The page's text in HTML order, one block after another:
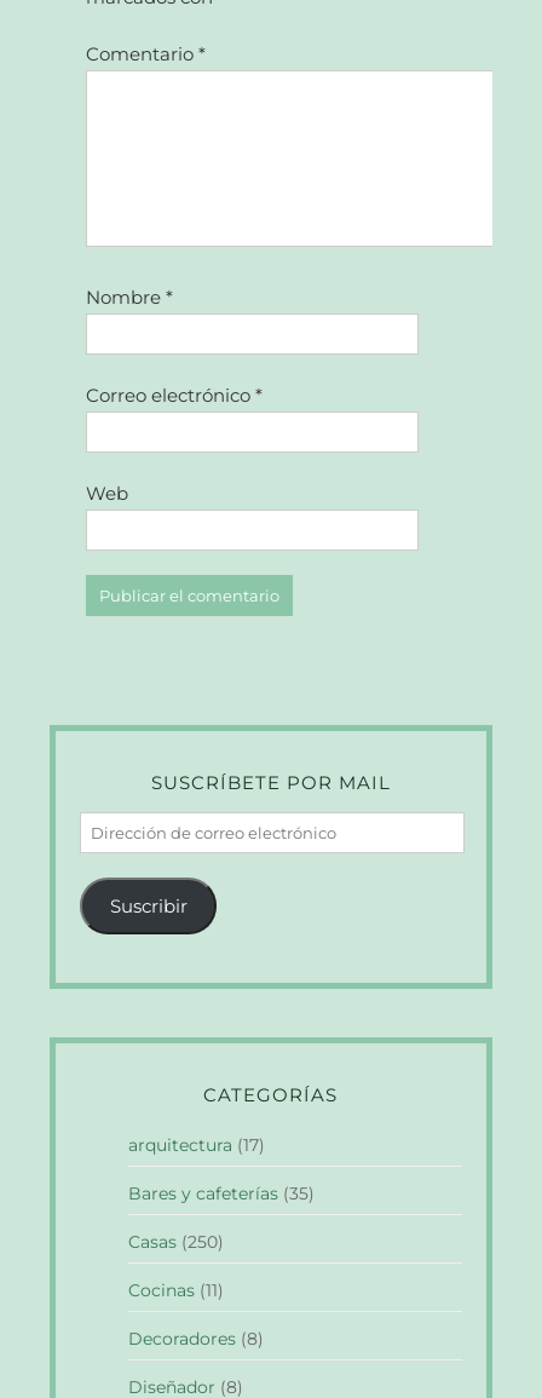
Comentario*
Nombre*
Correo electrónico*
Web
SUSCRÍBETE POR MAIL
Dirección
de
correo
electrónico
Suscribir
CATEGORÍAS
arquitectura (17)
Bares y cafeterías (35)
Casas (250)
Cocinas (11)
Decoradores (8)
Diseñador (8)